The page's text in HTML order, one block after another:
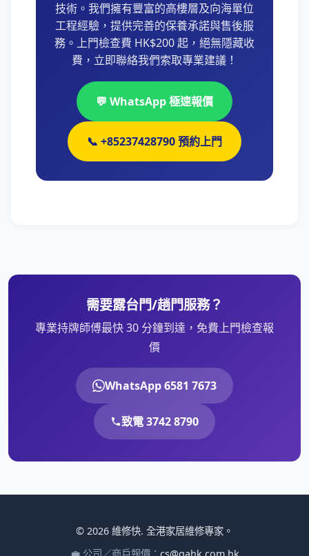
技術。我們擁有豐富的高樓層及向海單位
工程經驗，提供完善的保養承諾與售後服
務。上門檢查費 HK$200 起，絕無隱藏收
費，立即聯絡我們索取專業建議！
💬 WhatsApp 極速報價
📞 +85237428790 預約上門
需要露台門/趟門服務？
專業持牌師傅最快 30 分鐘到達，免費上門檢查報
價
WhatsApp 6581 7673
致電 3742 8790
© 2026 維修快. 全港家居維修專家。